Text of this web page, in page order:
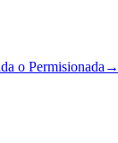
o Permisionada →